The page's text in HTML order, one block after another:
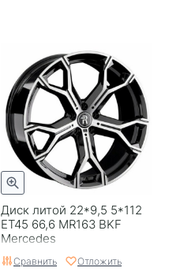
Диск литой 22*9,5 5*112
ET45 66,6 MR163 BKF
Mercedes
Сравнить Отложить